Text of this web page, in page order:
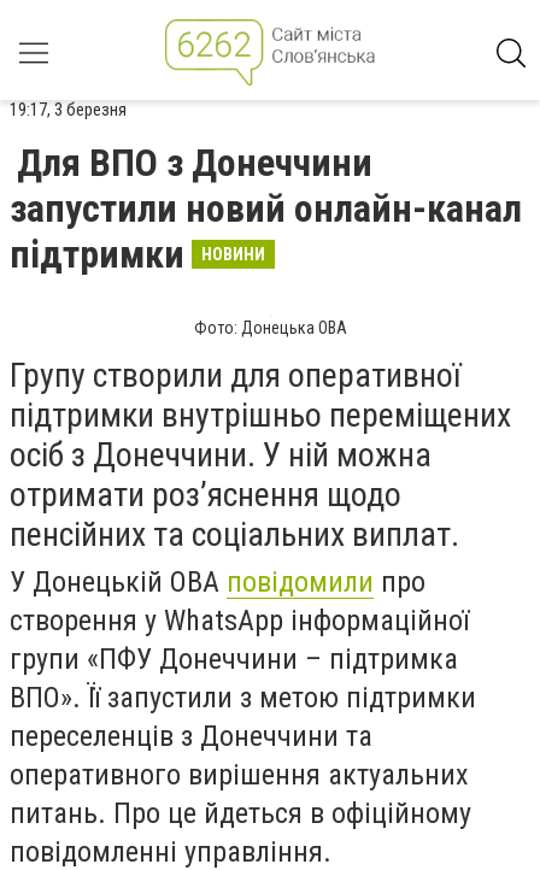
19:17, 3 березня
Для ВПО з Донеччини
запустили новий онлайн-канал
підтримки
НОВИНИ
Фото: Донецька ОВА
Групу створили для оперативної
підтримки внутрішньо переміщених
осіб з Донеччини. У ній можна
отримати роз’яснення щодо
пенсійних та соціальних виплат.
У Донецькій ОВА повідомили про
створення у WhatsApp інформаційної
групи «ПФУ Донеччини – підтримка
ВПО». Її запустили з метою підтримки
переселенців з Донеччини та
оперативного вирішення актуальних
питань. Про це йдеться в офіційному
повідомленні управління.